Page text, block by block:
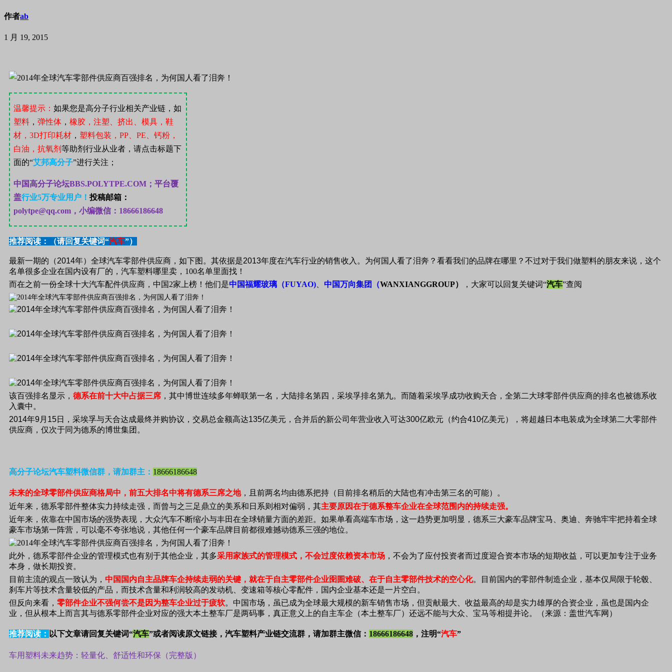
作者ab
1 月 19, 2015
温馨提示： 如果您是高分子行业相关产业链，如
塑料 ， 弹性体 ， 橡胶，注塑、挤出、模具，鞋
材， 3D打印耗材 ， 塑料包装， PP PE 、钙粉，
白油，抗氧剂 等助剂行业从业者，请点击标题下
面的“艾邦高分子”进行关注；
中国高分子论坛BBS.POLYTPE.COM； 平台覆
盖行业5万专业用户！ 投稿邮箱：
polytpe@qq.com，小编微信：18666186648
推荐阅读：（请回复关键词“汽车”）
最新一期的（2014年）全球汽车零部件供应商，如下图。其依据是2013年度在汽车行业的销售收入。为何国人看了泪奔？看看我们的品牌在哪里？不过对于我们做塑料的朋友来说，这个
名单很多企业在国内设有厂的，汽车塑料哪里卖，100名单里面找！
而在之前一份全球十大汽车配件供应商，中国2家上榜！他们是中国福耀玻璃（FUYAO) 中国万向集团（WANXIANGGROUP） ，大家可以回复关键词“汽车”查阅
该百强排名显示， 德系在前十大中占据三席 ，其中博世连续多年蝉联第一名，大陆排名第四，采埃孚排名第九。而随着采埃孚成功收购天合，全第二大球零部件供应商的排名也被德系收
入囊中。
2014年9月 15日，采埃孚与天合达成最终并购协议，交易总金额高达135亿美元，合并后的新公司年营业收入可达300亿欧元（约合410亿美元），将超越日本电装成为全球第二大零部件
供应商，仅次于同为德系的博世集团。
高分子论坛汽车塑料微信群，请加群主： 18666186648
未来的全球零部件供应商格局中，前五大排名中将有德系三席之地，且前两名均由德系把持（目前排名稍后的大陆也有冲击第三名的可能）。
近年来，德系零部件整体实力持续走强，而曾与之三足鼎立的美系和日系则相对偏弱，其主要原因在于德系整车企业在全球范围内的持续走强。
近年来，依靠在中国市场的强势表现，大众汽车不断缩小与丰田在全球销量方面的差距。如果单看高端车市场，这一趋势更加明显，德系三大豪车品牌宝马、奥迪、奔驰牢牢把持着全球
豪车市场第一阵营，可以毫不夸张地说，其他任何一个豪车品牌目前都很难撼动德系三强的地位。
此外，德系零部件企业的管理模式也有别于其他企业，其多采用家族式的管理模式，不会过度依赖资本市场 ，不会为了应付投资者而过度迎合资本市场的短期收益，可以更加专注于业务
本身，做长期投资。
目前主流的观点一致认为， 中国国内自主品牌车企持续走弱的关键，就在于自主零部件企业囹圄难破、在于自主零部件技术的空心化。目前国内的零部件制造企业，基本仅局限于轮毂、
刹车片等技术含量较低的产品，而技术含量和利润较高的发动机、变速箱等核心零配件，国内企业基本还是一片空白。
但反向来看， 零部件企业不强何尝不是因为整车企业过于疲软。中国市场，虽已成为全球最大规模的新车销售市场，但贡献最大、收益最高的却是实力雄厚的合资企业，虽也是国内企
业，但从根本上而言其与德系零部件企业对应的强大本土整车厂是两码事，真正意义上的自主车企（本土整车厂）还远不能与大众、宝马等相提并论。（来源：盖世汽车网）
推荐阅读： 以下文章请回复关键词“汽车”或者阅读原文链接，汽车塑料产业链交流群，请加群主微信： 18666186648 ，注明“汽车”
车用塑料未来趋势：轻量化、舒适性和环保（完整版）